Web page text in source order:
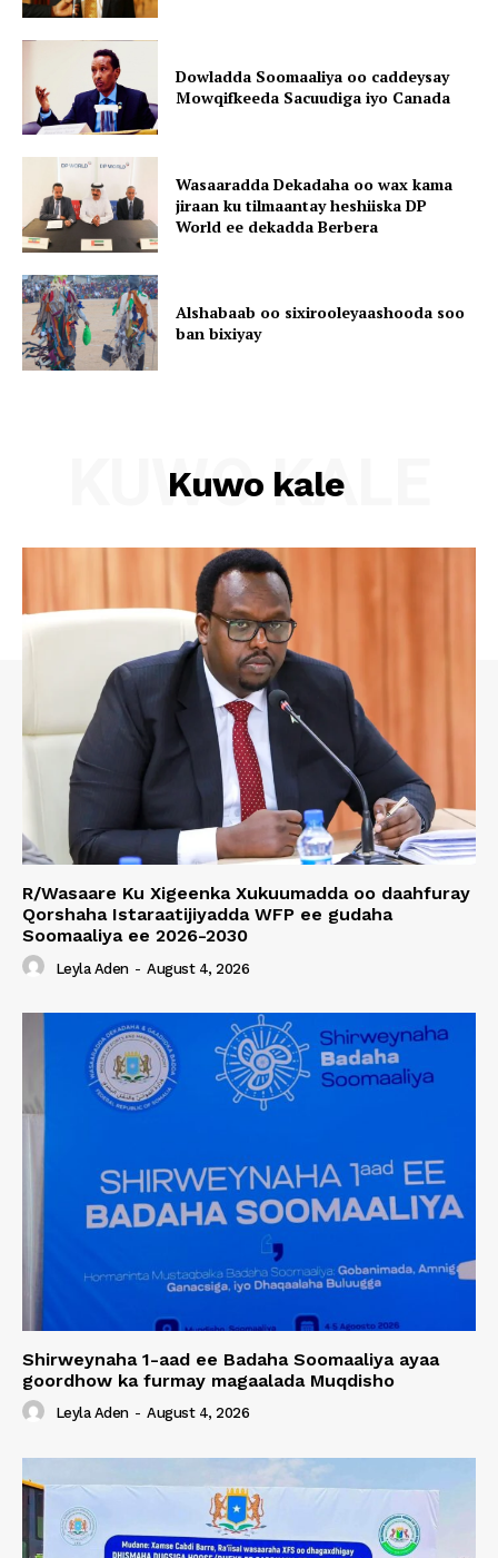
Dowladda Soomaaliya oo caddeysay
Mowqifkeeda Sacuudiga iyo Canada
Wasaaradda Dekadaha oo wax kama
jiraan ku tilmaantay heshiiska DP
World ee dekadda Berbera
Alshabaab oo sixirooleyaashooda soo
ban bixiyay
Kuwo kale
KUWO KALE
R/Wasaare Ku Xigeenka Xukuumadda oo daahfuray
Qorshaha Istaraatijiyadda WFP ee gudaha
Soomaaliya ee 2026-2030
Leyla Aden - August 4, 2026
Shirweynaha 1-aad ee Badaha Soomaaliya ayaa
goordhow ka furmay magaalada Muqdisho
Leyla Aden - August 4, 2026